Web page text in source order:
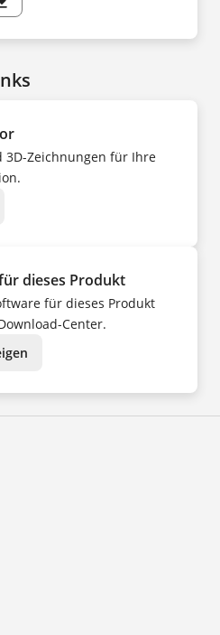
3D-Zeichnungen für Ihre
dieses Produkt
für dieses Produkt
Center.